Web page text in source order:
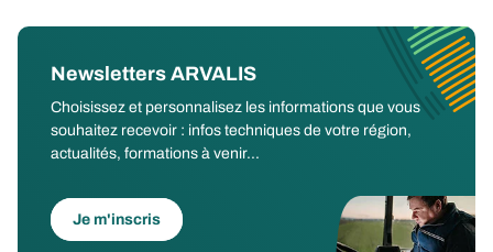
Newsletters ARVALIS
Choisissez et personnalisez les informations que vous
souhaitez recevoir : infos techniques de votre région,
actualités, formations à venir...
Je m'inscris